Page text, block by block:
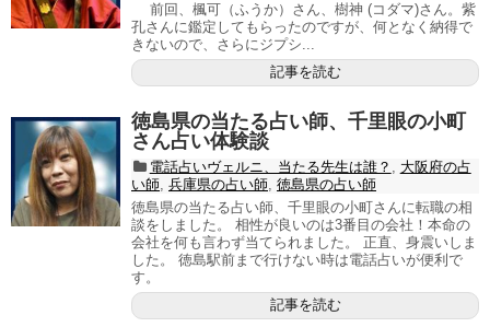
前回、楓可（ふうか）さん、樹神 (コダマ)さん。紫
孔さんに鑑定してもらったのですが、何となく納得で
きないので、さらにジプシ...
記事を読む
徳島県の当たる占い師、千里眼の小町
さん占い体験談
電話占いヴェルニ、当たる先生は誰？ , 大阪府の占
い師, 兵庫県の占い師, 徳島県の占い師
徳島県の当たる占い師、千里眼の小町さんに転職の相
談をしました。 相性が良いのは3番目の会社！本命の
会社を何も言わず当てられました。 正直、身震いしま
した。 徳島駅前まで行けない時は電話占いが便利で
す。
記事を読む